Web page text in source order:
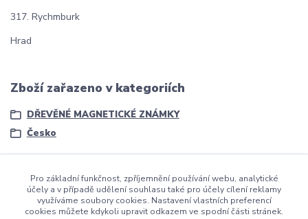
317. Rychmburk
Hrad
Zboží zařazeno v kategoriích
DŘEVĚNÉ MAGNETICKÉ ZNÁMKY
Česko
dmznamky.cz
Pro základní funkčnost, zpříjemnění používání webu, analytické
účely a v případě udělení souhlasu také pro účely cílení reklamy
využíváme soubory cookies. Nastavení vlastních preferencí
cookies můžete kdykoli upravit odkazem ve spodní části stránek.